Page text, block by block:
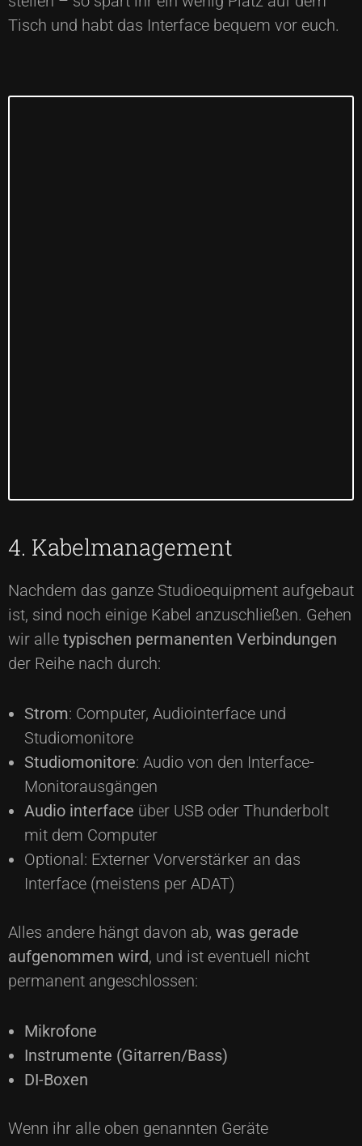
Tisch und habt das Interface bequem vor euch.
4. Kabelmanagement
Nachdem das ganze Studioequipment aufgebaut
ist, sind noch einige Kabel anzuschließen. Gehen
wir alle typischen permanenten Verbindungen
der Reihe nach durch:
Strom: Computer, Audiointerface und
Studiomonitore
Studiomonitore: Audio von den Interface-
Monitorausgängen
Audio interface über USB oder Thunderbolt
mit dem Computer
Optional: Externer Vorverstärker an das
Interface (meistens per ADAT)
Alles andere hängt davon ab, was gerade
aufgenommen wird, und ist eventuell nicht
permanent angeschlossen:
Mikrofone
Instrumente (Gitarren/Bass)
DI-Boxen
Wenn ihr alle oben genannten Geräte